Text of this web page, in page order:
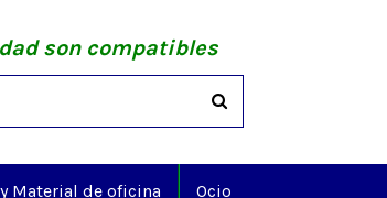
son compatibles
Material de oficina Ocio